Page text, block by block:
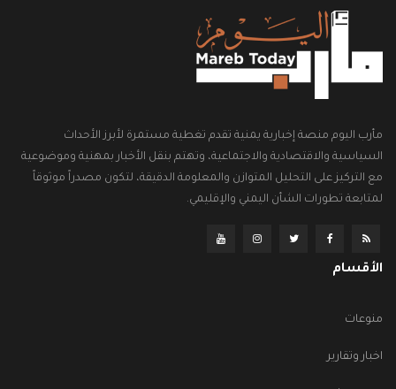
مأرب اليوم منصة إخبارية يمنية تقدم تغطية مستمرة لأبرز الأحداث
السياسية والاقتصادية والاجتماعية، وتهتم بنقل الأخبار بمهنية وموضوعية
مع التركيز على التحليل المتوازن والمعلومة الدقيقة، لتكون مصدراً موثوقاً
لمتابعة تطورات الشأن اليمني والإقليمي.
الأقسام
منوعات
اخبار وتقارير